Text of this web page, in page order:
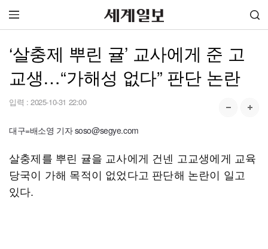
‘살충제 뿌린 귤’ 교사에게 준 고
교생…“가해성 없다” 판단 논란
입력 : 2025-10-31 22:00
대구=배소영 기자 soso@segye.com
살충제를 뿌린 귤을 교사에게 건넨 고교생에게 교육
당국이 가해 목적이 없었다고 판단해 논란이 일고
있다.